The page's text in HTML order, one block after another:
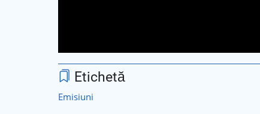
Etichetă
Emisiuni